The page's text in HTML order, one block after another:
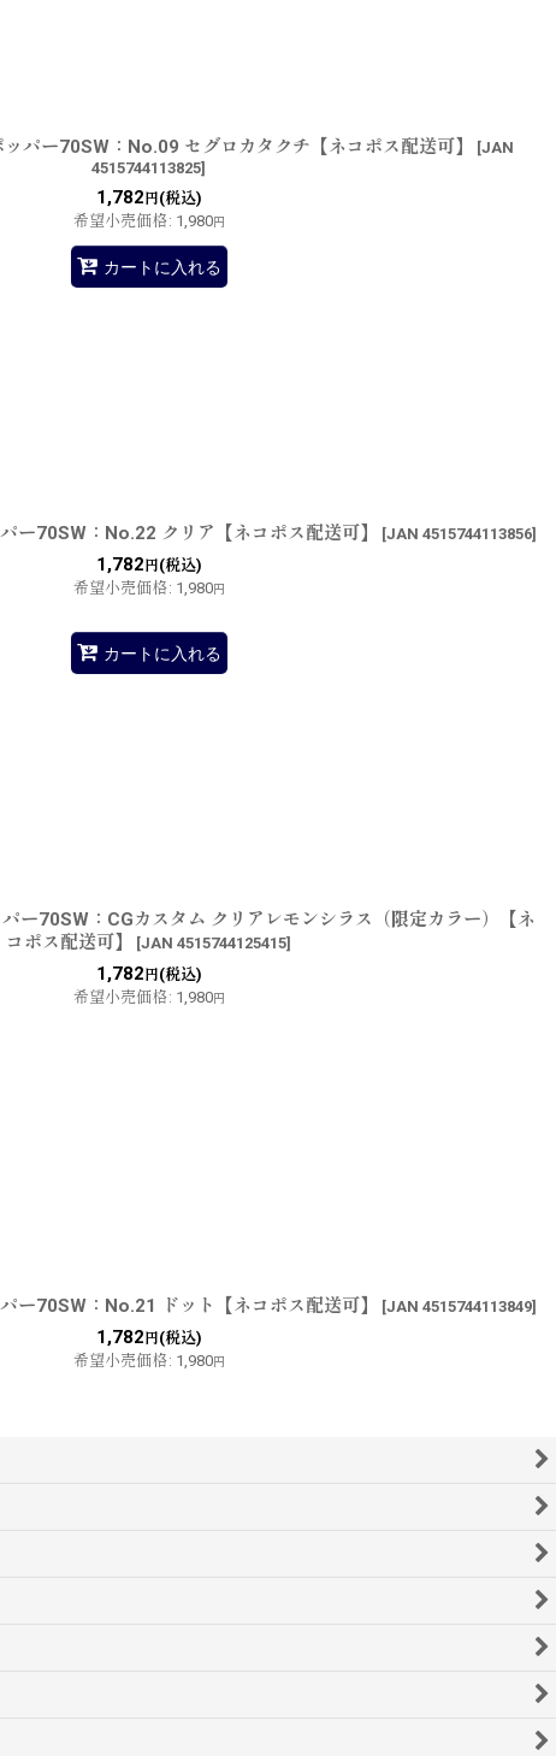
パー70SW：No.09 セグロカタクチ【ネコポス配送可】 [JAN
4515744113825]
1,782 円(税込)
希望小売価格: 1,980円
カートに入れる
ー70SW：No.22 クリア【ネコポス配送可】 [JAN 4515744113856]
1,782 円(税込)
希望小売価格: 1,980円
カートに入れる
ー70SW：CGカスタム クリアレモンシラス（限定カラー）【ネ
コポス配送可】
[JAN 4515744125415]
1,782 円(税込)
希望小売価格: 1,980円
ー70SW：No.21 ドット【ネコポス配送可】 [JAN 4515744113849]
1,782 円(税込)
希望小売価格: 1,980円